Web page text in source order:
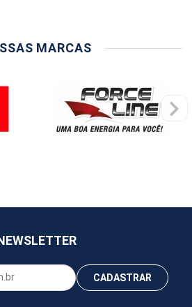
MARCAS
CADASTRAR